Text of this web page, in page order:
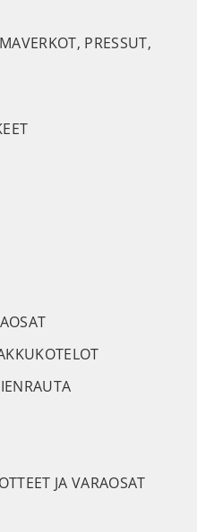
PRESSUT,
JA VARAOSAT